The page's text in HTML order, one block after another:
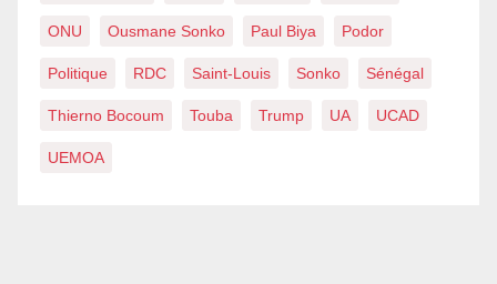
ONU Ousmane Sonko Paul Biya Podor
Politique RDC Saint-Louis Sonko Sénégal
Thierno Bocoum Touba Trump UA UCAD
UEMOA